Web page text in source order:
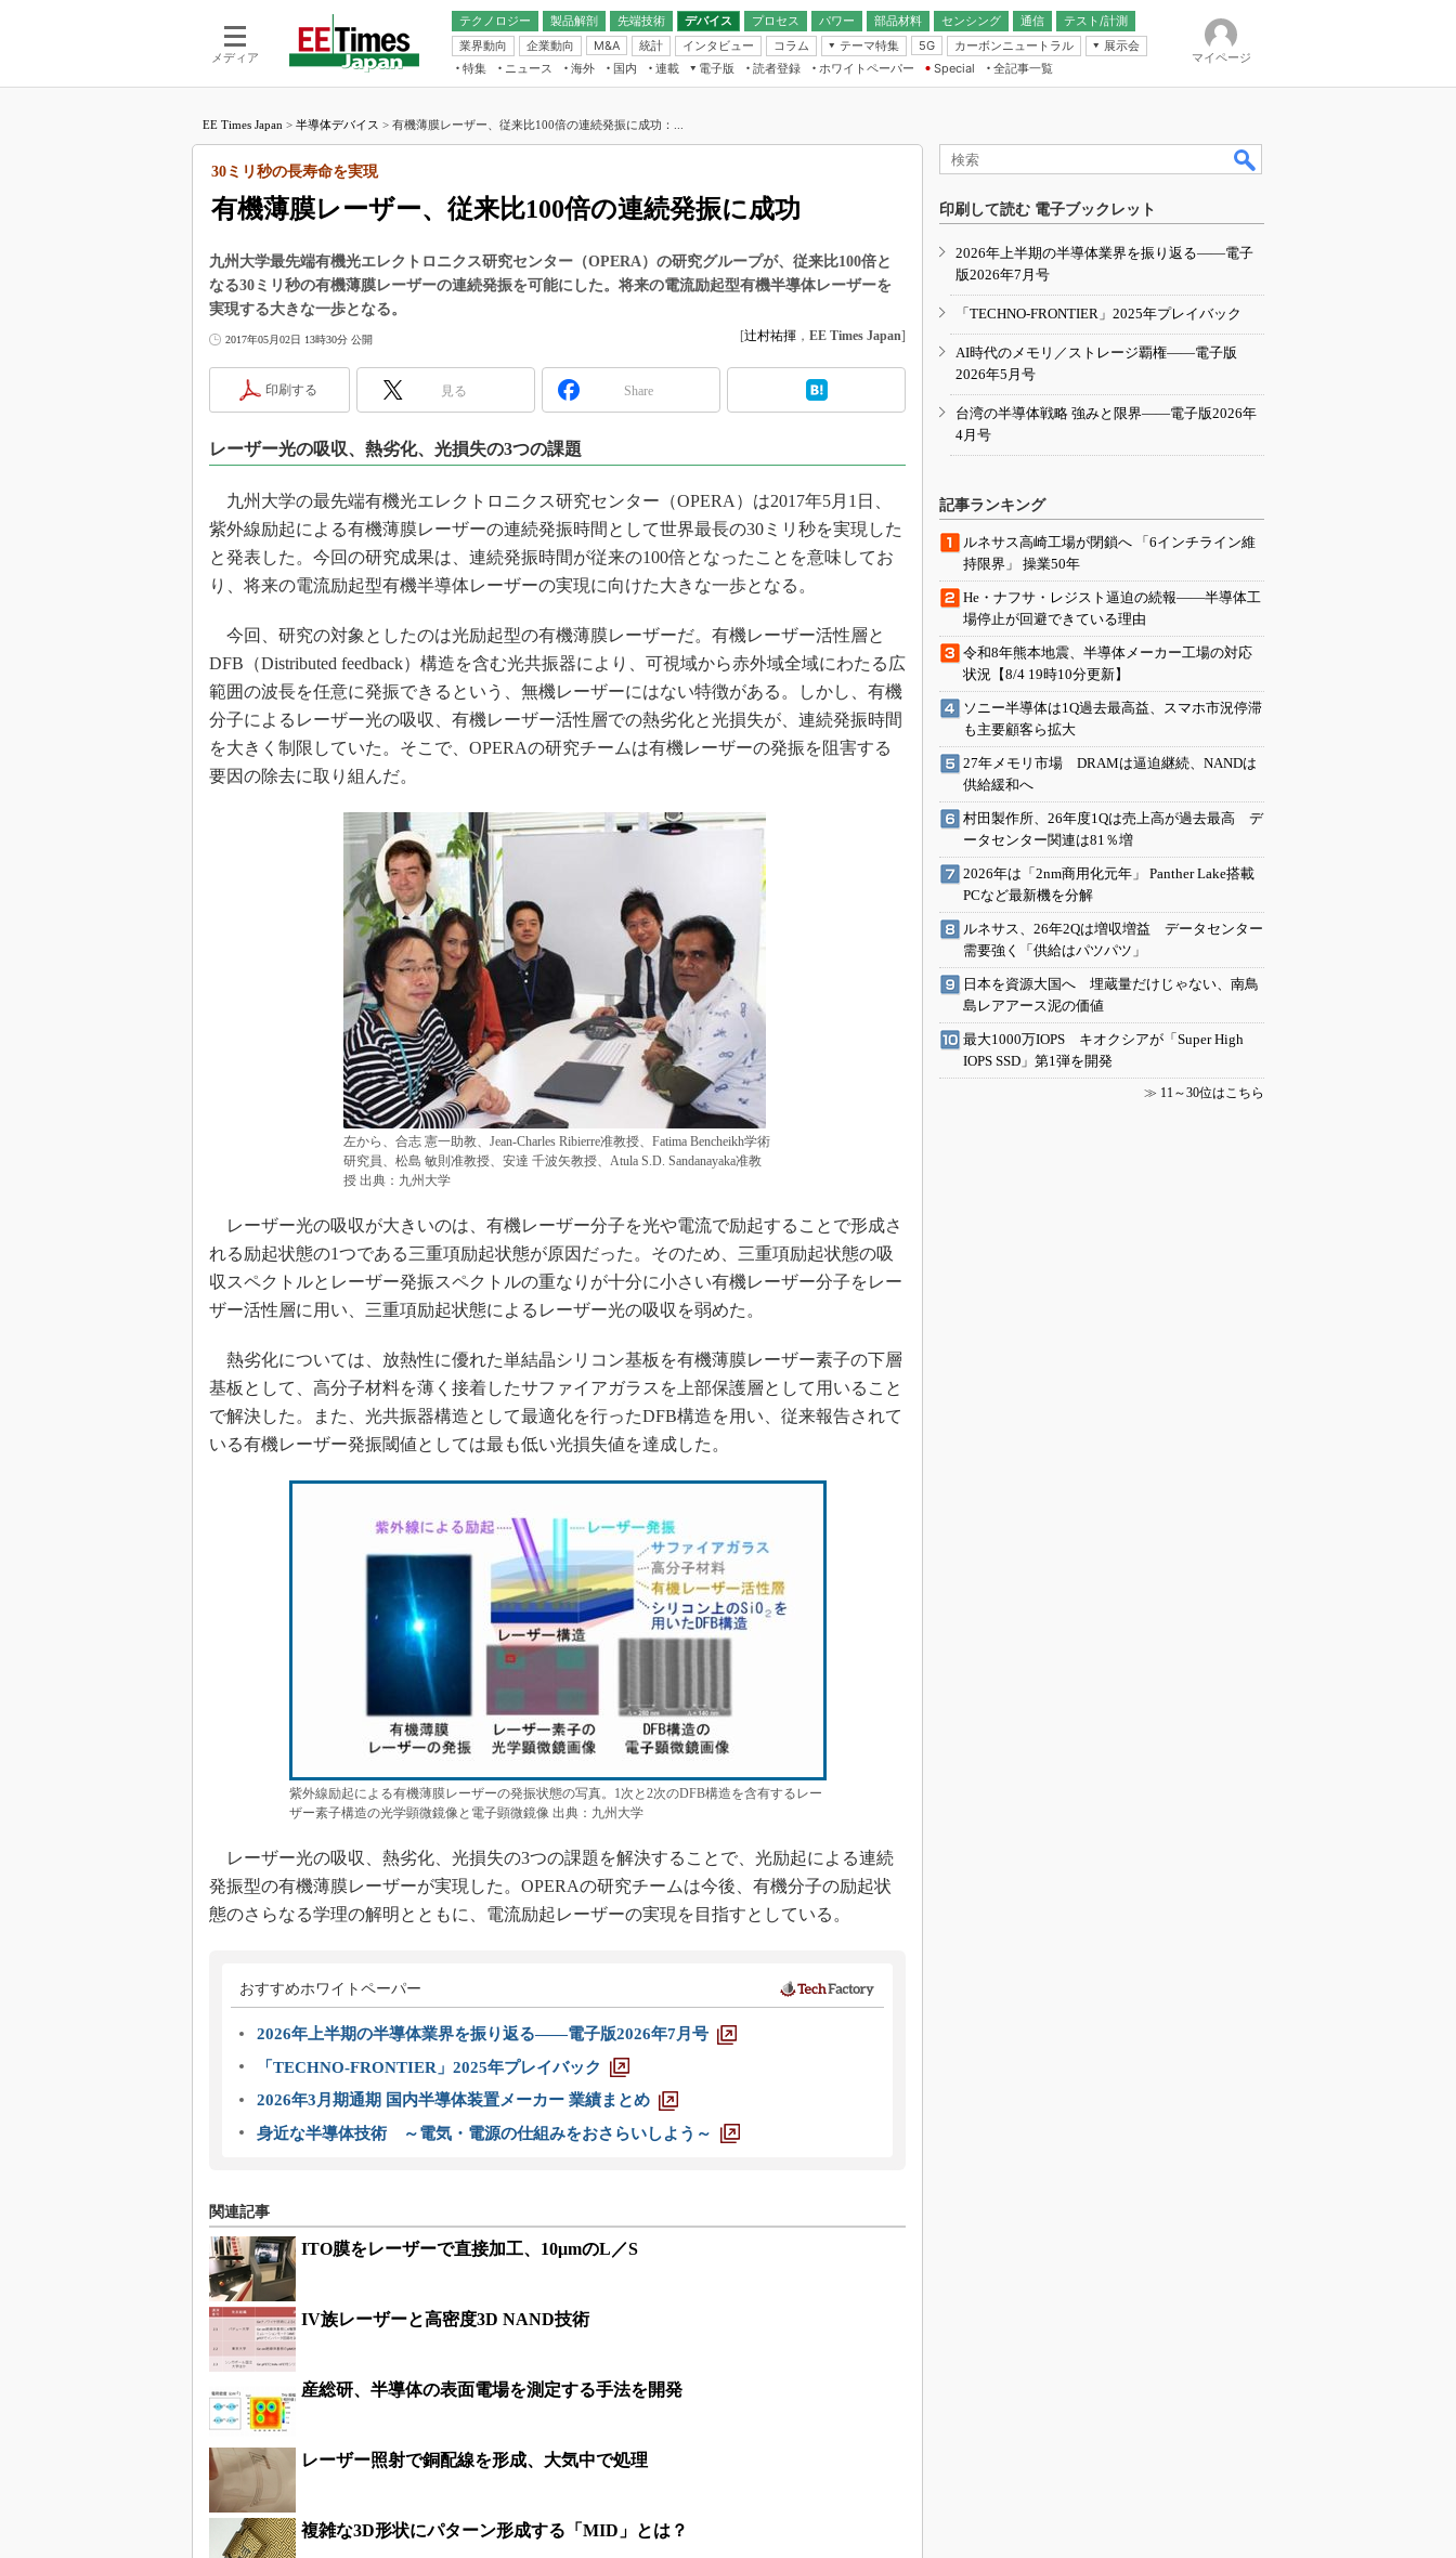
メディア
テクノロジー 製品解剖
先端技術
電池／エネルギー
デバイス
アナログ
マイコン
プロセス パワー 部品材料 センシング
通信
無線
テスト/計測
業界動向
企業動向 M&A 統計 インタビュー コラム
テーマ特集
フィジカルAI
読者調査（EE Times Research）
IoT
エレクトロニクス入門（EDN
5G カーボンニュートラル
展示会
IoT・エッジコンピューティング
EXPO
TECHNO-FRONTIER
人とくるま展
特集 ニュース 海外 国内
連載
福田昭のデバイス通信
大山聡の業界スコープ
リタイア直前エンジニアの社会人大
学漂流記
この10年で起こったこと、次の10年
製品分解で探るアジアの新トレンド
光伝送技術を知る
“異端児エンジニア”が仕掛けた社内
改革、執念の180日
イノベーションは日本を救うのか
IHSアナリスト「未来展望」
「英語に愛されないエンジニア」の
ための新行動論
電子版
電子ブックレット
読者登録 ホワイトペーパー
Special
全記事一覧
マイページ
EE Times Japan > 半導体デバイス > 有機薄膜レーザー、従来比100倍の連続発振に成功：...
有機薄膜レーザー、従来比100倍の連続発振に成功
30ミリ秒の長寿命を実現
九州大学最先端有機光エレクトロニクス研究センター（OPERA）の研究グループが、従来比100倍と
なる30ミリ秒の有機薄膜レーザーの連続発振を可能にした。将来の電流励起型有機半導体レーザーを
実現する大きな一歩となる。
2017年05月02日 13時30分 公開 [辻村祐揮 ， EE Times Japan]
印刷する 見る Share
レーザー光の吸収、熱劣化、光損失の3つの課題
九州大学の最先端有機光エレクトロニクス研究センター（OPERA）は2017年5月1日、
紫外線励起による有機薄膜レーザーの連続発振時間として世界最長の30ミリ秒を実現した
と発表した。今回の研究成果は、連続発振時間が従来の100倍となったことを意味してお
り、将来の電流励起型有機半導体レーザーの実現に向けた大きな一歩となる。
今回、研究の対象としたのは光励起型の有機薄膜レーザーだ。有機レーザー活性層と
DFB（Distributed feedback）構造を含む光共振器により、可視域から赤外域全域にわたる広
範囲の波長を任意に発振できるという、無機レーザーにはない特徴がある。しかし、有機
分子によるレーザー光の吸収、有機レーザー活性層での熱劣化と光損失が、連続発振時間
を大きく制限していた。そこで、OPERAの研究チームは有機レーザーの発振を阻害する
要因の除去に取り組んだ。
左から、合志 憲一助教、Jean-Charles Ribierre准教授、Fatima Bencheikh学術
研究員、松島 敏則准教授、安達 千波矢教授、Atula S.D. Sandanayaka准教
授 出典：九州大学
レーザー光の吸収が大きいのは、有機レーザー分子を光や電流で励起することで形成さ
れる励起状態の1つである三重項励起状態が原因だった。そのため、三重項励起状態の吸
収スペクトルとレーザー発振スペクトルの重なりが十分に小さい有機レーザー分子をレー
ザー活性層に用い、三重項励起状態によるレーザー光の吸収を弱めた。
熱劣化については、放熱性に優れた単結晶シリコン基板を有機薄膜レーザー素子の下層
基板として、高分子材料を薄く接着したサファイアガラスを上部保護層として用いること
で解決した。また、光共振器構造として最適化を行ったDFB構造を用い、従来報告されて
いる有機レーザー発振閾値としては最も低い光損失値を達成した。
紫外線励起による有機薄膜レーザーの発振状態の写真。1次と2次のDFB構造を含有するレー
ザー素子構造の光学顕微鏡像と電子顕微鏡像 出典：九州大学
レーザー光の吸収、熱劣化、光損失の3つの課題を解決することで、光励起による連続
発振型の有機薄膜レーザーが実現した。OPERAの研究チームは今後、有機分子の励起状
態のさらなる学理の解明とともに、電流励起レーザーの実現を目指すとしている。
おすすめホワイトペーパー
2026年上半期の半導体業界を振り返る――電子版2026年7月号
「TECHNO-FRONTIER」2025年プレイバック
2026年3月期通期 国内半導体装置メーカー 業績まとめ
身近な半導体技術 ～電気・電源の仕組みをおさらいしよう～
関連記事
ITO膜をレーザーで直接加工、10μmのL／S
IV族レーザーと高密度3D NAND技術
産総研、半導体の表面電場を測定する手法を開発
レーザー照射で銅配線を形成、大気中で処理
複雑な3D形状にパターン形成する「MID」とは？
印刷して読む 電子ブックレット
2026年上半期の半導体業界を振り返る――電子
版2026年7月号
「TECHNO-FRONTIER」2025年プレイバック
AI時代のメモリ／ストレージ覇権――電子版
2026年5月号
台湾の半導体戦略 強みと限界――電子版2026年
4月号
記事ランキング
ルネサス高崎工場が閉鎖へ 「6インチライン維
持限界」 操業50年
He・ナフサ・レジスト逼迫の続報――半導体工
場停止が回避できている理由
令和8年熊本地震、半導体メーカー工場の対応
状況【8/4 19時10分更新】
ソニー半導体は1Q過去最高益、スマホ市況停滞
も主要顧客ら拡大
27年メモリ市場 DRAMは逼迫継続、NANDは
供給緩和へ
村田製作所、26年度1Qは売上高が過去最高 デ
ータセンター関連は81％増
2026年は「2nm商用化元年」 Panther Lake搭載
PCなど最新機を分解
ルネサス、26年2Qは増収増益 データセンター
需要強く「供給はパツパツ」
日本を資源大国へ 埋蔵量だけじゃない、南鳥
島レアアース泥の価値
最大1000万IOPS キオクシアが「Super High
IOPS SSD」第1弾を開発
≫ 11～30位はこちら